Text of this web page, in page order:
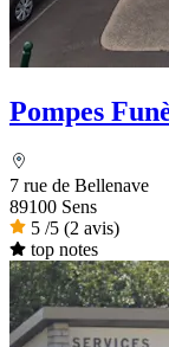
Pompes
7 rue de Bellenave
89100 Sens
5 /5 (2 avis)
top notes